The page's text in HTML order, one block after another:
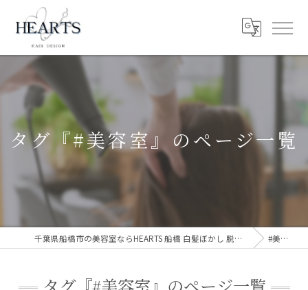
タグ『#美容室』のページ一覧
千葉県船橋市の美容室ならHEARTS 船橋 白髪ぼかし 脱白髪染め #美容室